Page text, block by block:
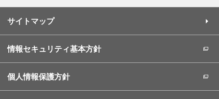
サイトマップ
情報セキュリティ基本方針
個人情報保護方針